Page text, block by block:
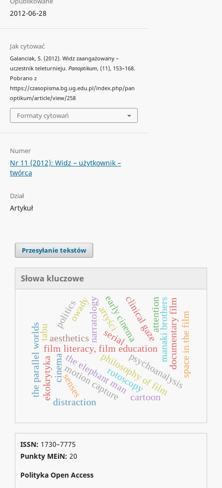
2012-06-28
Jak cytować
Galanciak, S. (2012). Widz zaangażowany –
uczestnik teleturnieju. Panoptikum, (11), 153–168.
Pobrano z
https://czasopisma.bg.ug.edu.pl/index.php/pan
optikum/article/view/258
Formaty cytowań
Numer
Nr 11 (2012): Widz – użytkownik –
twórca
Dział
Artykuł
Przesyłanie tekstów
Słowa kluczowe
film literacy, film education manaki brothers
cinema
clinical gaze
the elephant man
narratology
philosophy of film
psychoanalysis
aesthetics documentary film
early cinema
cartoon
the parallel worlds space in the film
motion capturerotoscopy
tabu
ekokrytyka
owady
politics
senses
distraction
attention
serial
artyści
ISSN: 1730–7775
Punkty MEiN: 20
Polityka Open Access